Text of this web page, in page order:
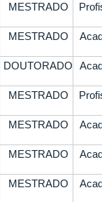
MESTRADO
MESTRADO
DOUTORADO
MESTRADO
MESTRADO
MESTRADO
MESTRADO